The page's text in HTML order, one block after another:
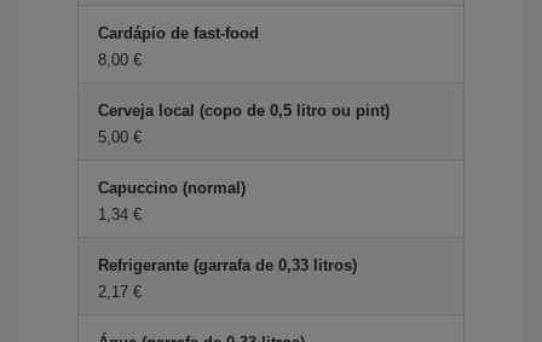
Cardápio de fast-food
8,00 €
Cerveja local (copo de 0,5 litro ou pint)
5,00 €
Capuccino (normal)
1,34 €
Refrigerante (garrafa de 0,33 litros)
2,17 €